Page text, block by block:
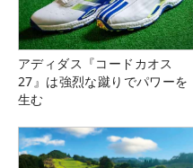
アディダス『コードカオス
27』は強烈な蹴りでパワーを
生む